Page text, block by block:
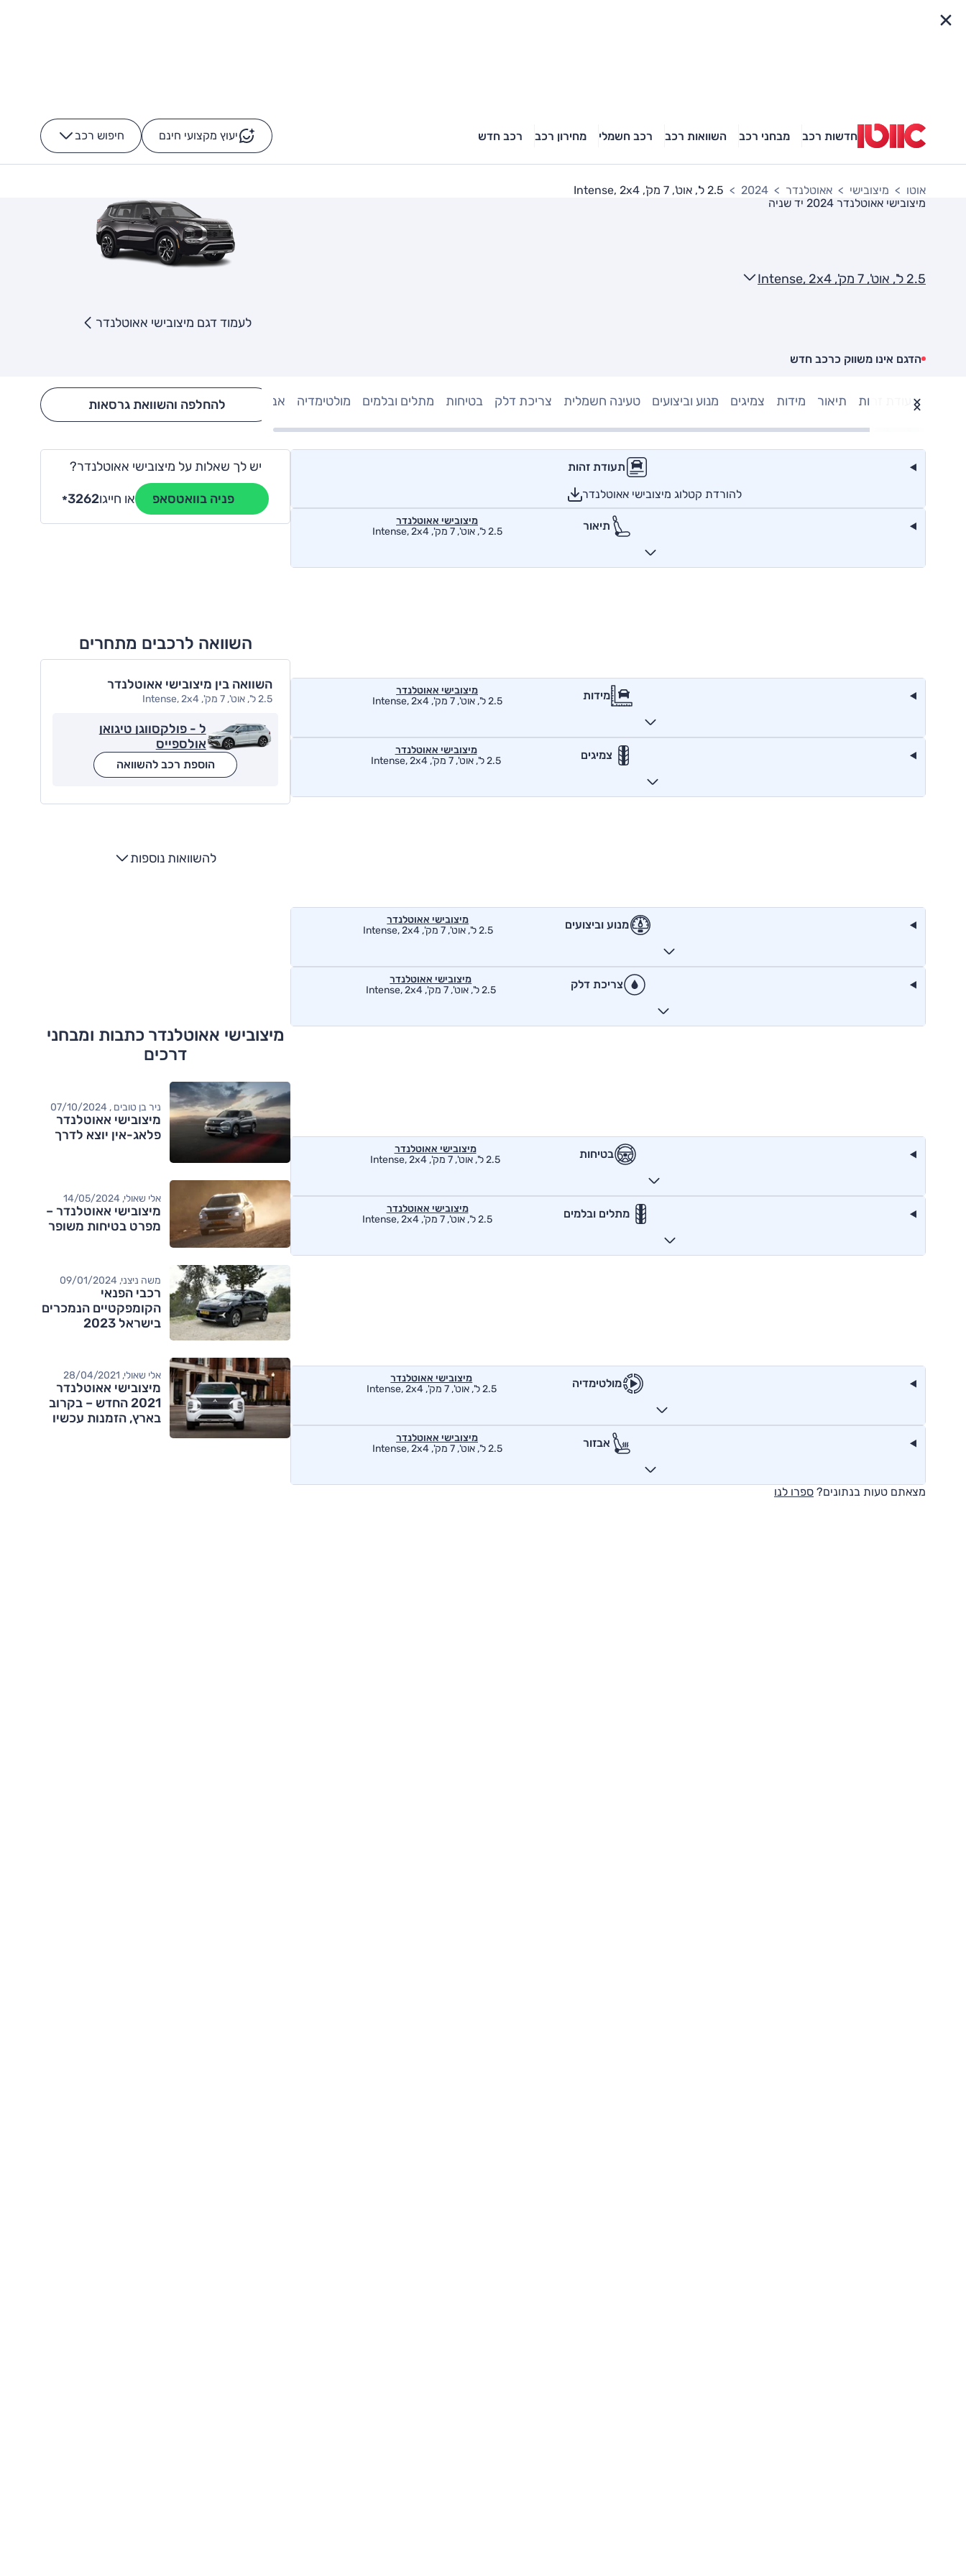
חדשות רכב מבחני רכב השוואות רכב רכב חשמלי מחירון רכב רכב חדש יעוץ מקצועי חינם חיפוש רכב -
אוטו מיצובישי אאוטלנדר 2024
2.5 ל', אוט', 7 מק', Intense, 2x4
מיצובישי אאוטלנדר 2024
יד שניה
2.5 ל', אוט', 7 מק', Intense, 2x4
הדגם אינו משווק כרכב חדש
לעמוד דגם מיצובישי אאוטלנדר
תעודת זהות תיאור מידות צמיגים מנוע וביצועים טעינה חשמלית צריכת דלק בטיחות מתלים ובלמים מולטימדיה אבזור Hide config section
להחלפה והשוואת גרסאות
תעודת זהות
להורדת קטלוג מיצובישי אאוטלנדר
תיאור
מיצובישי אאוטלנדר
2.5 ל', אוט', 7 מק', Intense, 2x4
מידות
מיצובישי אאוטלנדר
2.5 ל', אוט', 7 מק', Intense, 2x4
צמיגים
מיצובישי אאוטלנדר
2.5 ל', אוט', 7 מק', Intense, 2x4
מנוע וביצועים
מיצובישי אאוטלנדר
2.5 ל', אוט', 7 מק', Intense, 2x4
צריכת דלק
מיצובישי אאוטלנדר
2.5 ל', אוט', 7 מק', Intense, 2x4
בטיחות
מיצובישי אאוטלנדר
2.5 ל', אוט', 7 מק', Intense, 2x4
מתלים ובלמים
מיצובישי אאוטלנדר
2.5 ל', אוט', 7 מק', Intense, 2x4
מולטימדיה
מיצובישי אאוטלנדר
2.5 ל', אוט', 7 מק', Intense, 2x4
אבזור
מיצובישי אאוטלנדר
2.5 ל', אוט', 7 מק', Intense, 2x4
מצאתם טעות בנתונים? ספרו לנו
יש לך שאלות על מיצובישי אאוטלנדר?
פניה בוואטסאפ או חייגו *3262
השוואה לרכבים מתחרים
השוואה בין מיצובישי אאוטלנדר
2.5 ל', אוט', 7 מק', Intense, 2x4
ל - פולקסווגן טיגואן
אולספייס
הוספת רכב להשוואה
להשוואות נוספות
מיצובישי אאוטלנדר כתבות ומבחני
דרכים
ניר בן טובים , 07/10/2024
מיצובישי אאוטלנדר
פלאג-אין יוצא לדרך
אלי שאולי, 14/05/2024
מיצובישי אאוטלנדר –
מפרט בטיחות משופר
משה ניצני, 09/01/2024
רכבי הפנאי
הקומפקטיים הנמכרים
בישראל 2023
אלי שאולי, 28/04/2021
מיצובישי אאוטלנדר
2021 החדש – בקרוב
בארץ, הזמנות עכשיו